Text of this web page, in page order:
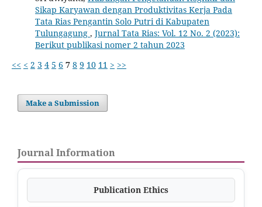
Sikap Karyawan dengan Produktivitas Kerja Pada
Tata Rias Pengantin Solo Putri di Kabupaten
Tulungagung , Jurnal Tata Rias: Vol. 12 No. 2 (2023):
Berikut publikasi nomer 2 tahun 2023
<< < 2 3 4 5 6 7 8 9 10 11 > >>
Make a Submission
Journal Information
Publication Ethics